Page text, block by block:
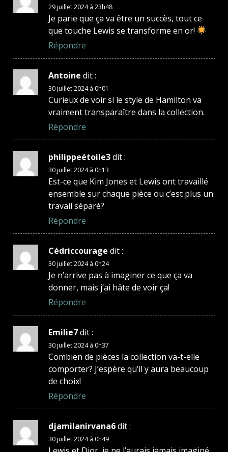
29 juillet 2024 à 23h48
Je parie que ça va être un succès, tout ce
que touche Lewis se transforme en or!
Répondre
Antoine dit :
30 juillet 2024 à 0h01
Curieux de voir si le style de Hamilton va
vraiment transparaître dans la collection.
Répondre
philippeétoile3dit :
30 juillet 2024 à 0h13
Est-ce que Kim Jones et Lewis ont travaillé
ensemble sur chaque pièce ou c’est plus un
travail séparé?
Répondre
Cédriccourage dit :
30 juillet 2024 à 0h24
Je n’arrive pas à imaginer ce que ça va
donner, mais j’ai hâte de voir ça!
Répondre
Emilie7dit :
30 juillet 2024 à 0h37
Combien de pièces la collection va-t-elle
comporter? J’espère qu’il y aura beaucoup
de choix!
Répondre
djamilanirvana6dit :
30 juillet 2024 à 0h49